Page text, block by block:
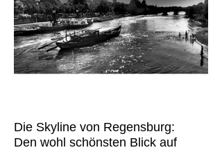
Die Skyline von Regensburg:
Den wohl schönsten Blick auf